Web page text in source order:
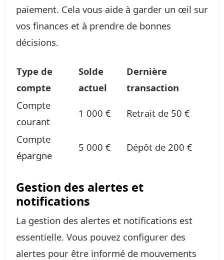
paiement. Cela vous aide à garder un œil sur
vos finances et à prendre de bonnes
décisions.
Type de
compte
Solde
actuel
Dernière
transaction
Compte
courant
1 000 € Retrait de 50 €
Compte
épargne
5 000 € Dépôt de 200 €
Gestion des alertes et
notifications
La gestion des alertes et notifications est
essentielle. Vous pouvez configurer des
alertes pour être informé de mouvements